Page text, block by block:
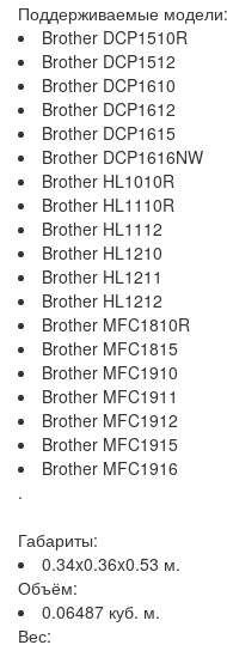
Поддерживаемые модели:
Brother DCP1510R
Brother DCP1512
Brother DCP1610
Brother DCP1612
Brother DCP1615
Brother DCP1616NW
Brother HL1010R
Brother HL1110R
Brother HL1112
Brother HL1210
Brother HL1211
Brother HL1212
Brother MFC1810R
Brother MFC1815
Brother MFC1910
Brother MFC1911
Brother MFC1912
Brother MFC1915
Brother MFC1916
.
Габариты:
0.34x0.36x0.53 м.
Объём:
0.06487 куб. м.
Вес: